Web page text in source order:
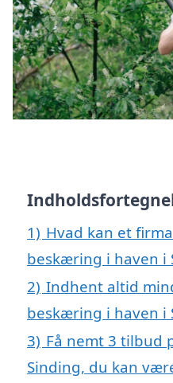
1) Hvad kan et
beskæring i haven i
2) Indhent altid
beskæring i haven i
3) Få nemt 3 tilbud
Sinding, du kan